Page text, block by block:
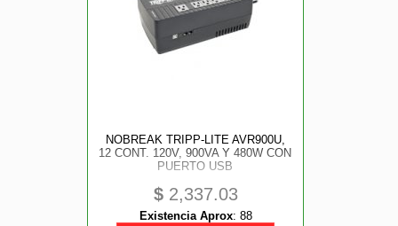
NOBREAK TRIPP-LITE AVR900U,
12 CONT. 120V, 900VA Y 480W CON
PUERTO USB
$2,337.03
Existencia Aprox: 88